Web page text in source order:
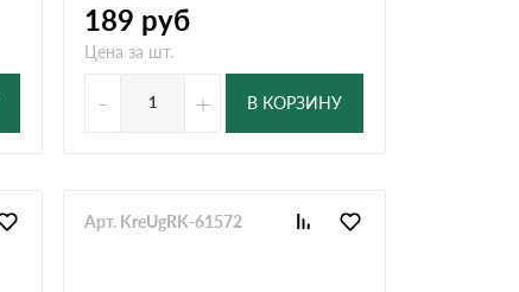
189 руб
Цена за шт.
- + В КОРЗИНУ
Арт. KreUgRK-61572